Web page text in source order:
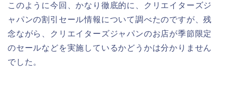
このように今回、かなり徹底的に、クリエイターズジ
ャパンの割引セール情報について調べたのですが、残
念ながら、クリエイターズジャパンのお店が季節限定
のセールなどを実施しているかどうかは分かりません
でした。